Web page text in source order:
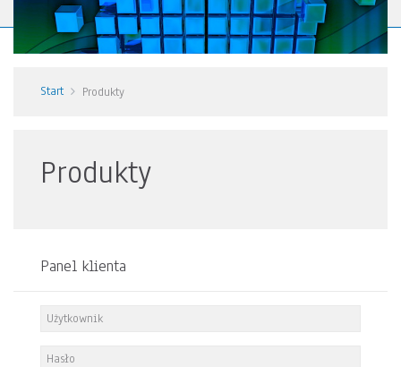
Start Produkty
Produkty
Panel klienta